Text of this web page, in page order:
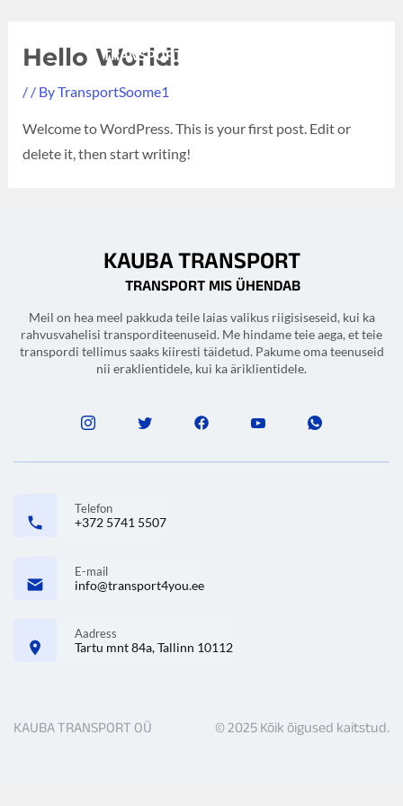
content
TRANSPORT MIS ÜHENDAB
Hello World!
/ / ByTransportSoome1
Welcome to WordPress. This is your first post. Edit or
delete it, then start writing!
KAUBA TRANSPORT
TRANSPORT MIS ÜHENDAB
Meil on hea meel pakkuda teile laias valikus riigisiseseid, kui ka
rahvusvahelisi transporditeenuseid. Me hindame teie aega, et teie
transpordi tellimus saaks kiiresti täidetud. Pakume oma teenuseid
nii eraklientidele, kui ka äriklientidele.
Telefon
+372 5741 5507
E-mail
info@transport4you.ee
Aadress
Tartu mnt 84a, Tallinn 10112
KAUBA TRANSPORT OÜ © 2025 Kõik õigused kaitstud.